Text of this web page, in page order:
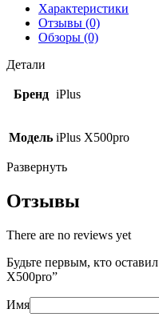
Характеристики
Отзывы (0)
Обзоры (0)
Детали
Бренд iPlus
Модель iPlus X500pro
Развернуть
Отзывы
There are no reviews yet
Будьте первым, кто
X500pro”
Имя